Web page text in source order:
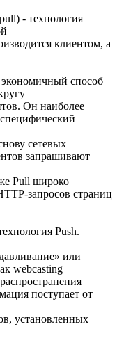
- технология
клиентом, а
способ
Он наиболее
сетевых
запрашивают
Pull широко
запросов страниц
Push.
или
webcasting
поступает от
установленных